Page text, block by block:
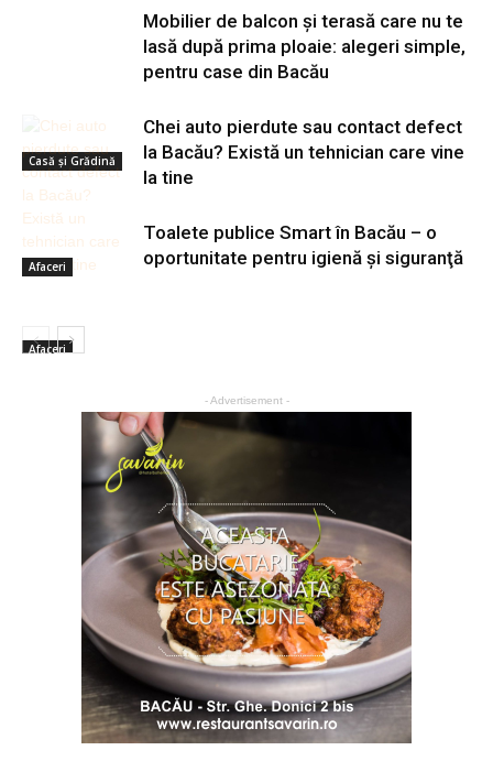
Casă şi Grădină
Mobilier de balcon și terasă care nu te
lasă după prima ploaie: alegeri simple,
pentru case din Bacău
Afaceri
Chei auto pierdute sau contact defect
la Bacău? Există un tehnician care vine
la tine
Afaceri
Toalete publice Smart în Bacău – o
oportunitate pentru igienă şi siguranţă
- Advertisement -